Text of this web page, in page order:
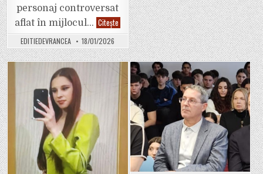
personaj controversat
aflat în mijlocul… Citește Video.
Cristian
Rizea
bagă
în
corzi
Halici
dosarul
Laurei
Vicol.
„Există
un
dosar
DIICOT
care
EDITIEDEVRANCEA 18/01/2026
Posted
in
Posted
in